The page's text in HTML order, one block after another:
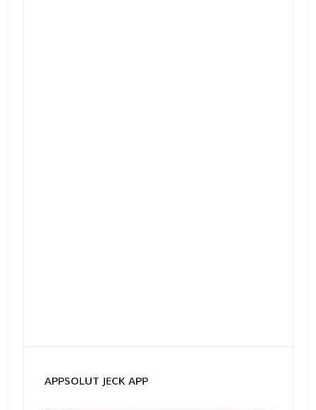
APPSOLUT JECK APP